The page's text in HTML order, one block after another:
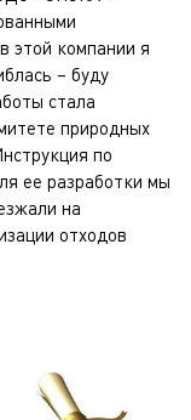
этой компании я
– буду
стала
природных
по
ее разработки мы
на
отходов